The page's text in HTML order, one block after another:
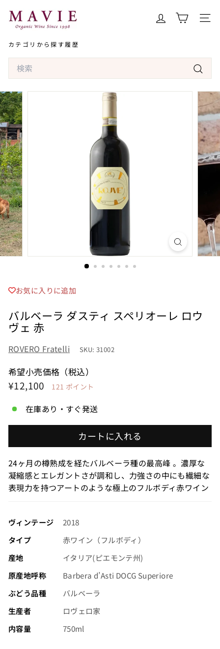
キ
ッ
プ
オ
ー
ニ
ッ
ク
ワ
イ
ン
専
門
店
マ
ヴ
ィ
サイ
カテゴリから探す履歴
Search
検
索
お気に入りに追加
バルベーラ ダスティ スペリオーレ ロウ
ヴェ 赤
ROVERO Fratelli SKU: 31002
希望小売価格（税込）
希
小
売
価
格
（税
込）
¥12,100 ¥12,100
121 ポイント
在庫あり・すぐ発送
カートに入れる
24ヶ月の樽熟成を経たバルベーラ種の最高峰 。濃厚な
凝縮感とエレガントさが調和し、力強さの中にも繊細な
表現力を持つアートのような極上のフルボディ赤ワイン
ヴィンテージ
2018
タイプ
赤ワイン（フルボディ）
産地
イタリア(ピエモンテ州)
原産地呼称
Barbera d’Asti DOCG Superiore
ぶどう品種
バルベーラ
生産者
ロヴェロ家
内容量
750ml